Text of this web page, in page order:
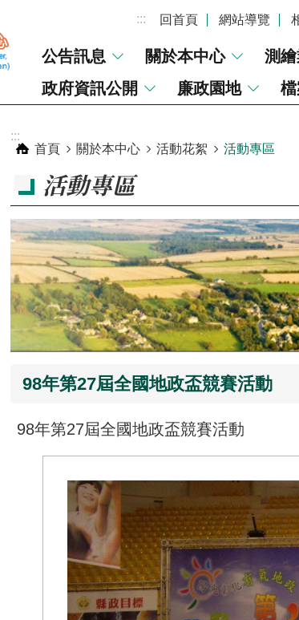
::: 回首頁 網站導覽
公告訊息 關於本中心 測
政府資訊公開
廉政園地
:::
首頁
關於本中心 活動花絮 活動專區
活動專區
98年第27屆全國地政盃競賽活動
98年第27屆全國地政盃競賽活動